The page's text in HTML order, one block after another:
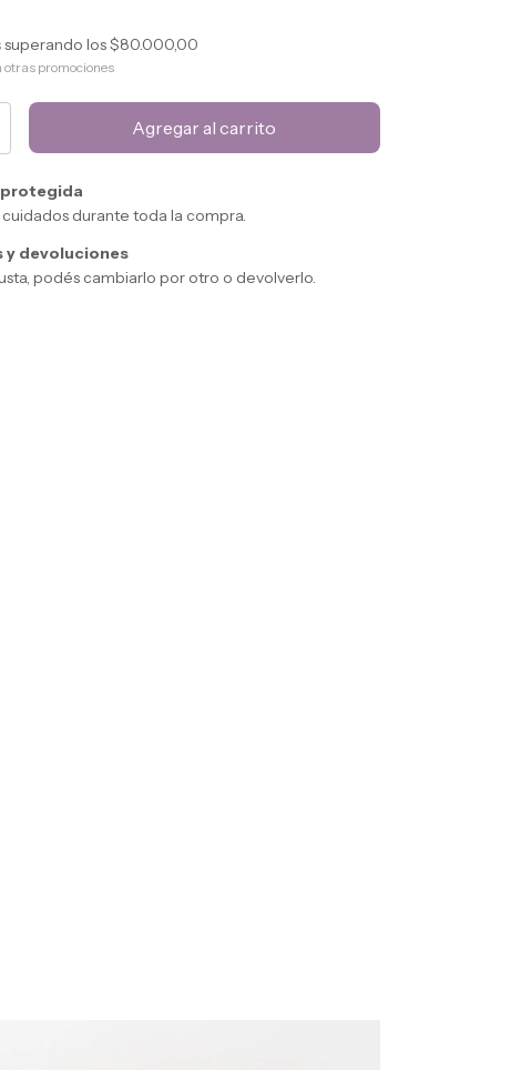
superando los$80.000,00
otras promociones
cuidados durante toda la compra.
y devoluciones
podés cambiarlo por otro o devolverlo.